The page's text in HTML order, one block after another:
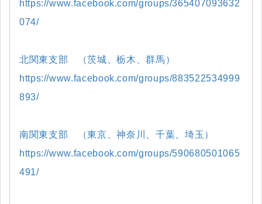
https://www.facebook.com/groups/365407093632
074/
北関東支部 （茨城、栃木、群馬）
https://www.facebook.com/groups/883522534999
893/
南関東支部 （東京、神奈川、千葉、埼玉）
https://www.facebook.com/groups/590680501065
491/